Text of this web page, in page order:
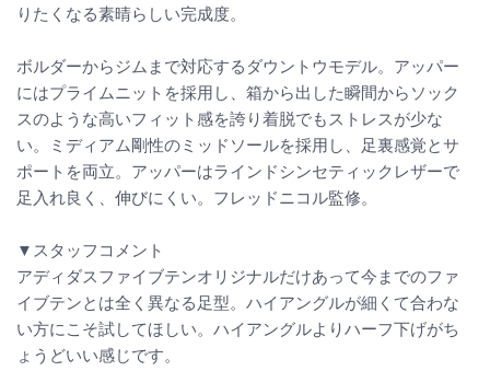
りたくなる素晴らしい完成度。
ボルダーからジムまで対応するダウントウモデル。アッパー
にはプライムニットを採用し、箱から出した瞬間からソック
スのような高いフィット感を誇り着脱でもストレスが少な
い。ミディアム剛性のミッドソールを採用し、足裏感覚とサ
ポートを両立。アッパーはラインドシンセティックレザーで
足入れ良く、伸びにくい。フレッドニコル監修。
▼スタッフコメント
アディダスファイブテンオリジナルだけあって今までのファ
イブテンとは全く異なる足型。ハイアングルが細くて合わな
い方にこそ試してほしい。ハイアングルよりハーフ下げがち
ょうどいい感じです。